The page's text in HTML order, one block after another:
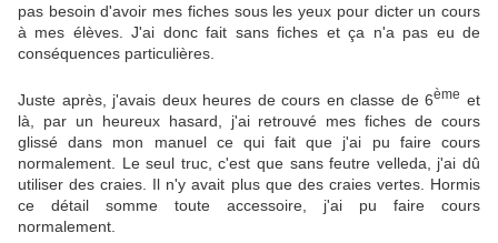
pas besoin d'avoir mes fiches sous les yeux pour dicter un cours
à mes élèves. J'ai donc fait sans fiches et ça n'a pas eu de
conséquences particulières.
Juste après, j'avais deux heures de cours en classe de 6ème et
là, par un heureux hasard, j'ai retrouvé mes fiches de cours
glissé dans mon manuel ce qui fait que j'ai pu faire cours
normalement. Le seul truc, c'est que sans feutre velleda, j'ai dû
utiliser des craies. Il n'y avait plus que des craies vertes. Hormis
ce détail somme toute accessoire, j'ai pu faire cours
normalement.